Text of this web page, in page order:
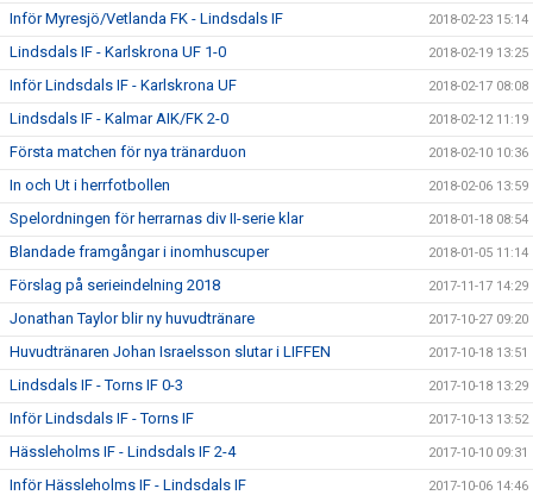
Inför Myresjö/Vetlanda FK - Lindsdals IF 2018-02-23 15:14
Lindsdals IF - Karlskrona UF 1-0 2018-02-19 13:25
Inför Lindsdals IF - Karlskrona UF 2018-02-17 08:08
Lindsdals IF - Kalmar AIK/FK 2-0 2018-02-12 11:19
Första matchen för nya tränarduon 2018-02-10 10:36
In och Ut i herrfotbollen 2018-02-06 13:59
Spelordningen för herrarnas div II-serie klar 2018-01-18 08:54
Blandade framgångar i inomhuscuper 2018-01-05 11:14
Förslag på serieindelning 2018 2017-11-17 14:29
Jonathan Taylor blir ny huvudtränare 2017-10-27 09:20
Huvudtränaren Johan Israelsson slutar i LIFFEN 2017-10-18 13:51
Lindsdals IF - Torns IF 0-3 2017-10-18 13:29
Inför Lindsdals IF - Torns IF 2017-10-13 13:52
Hässleholms IF - Lindsdals IF 2-4 2017-10-10 09:31
Inför Hässleholms IF - Lindsdals IF 2017-10-06 14:46